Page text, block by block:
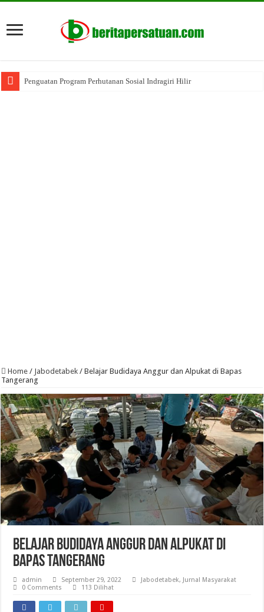
Penguatan Program Perhutanan Sosial Indragiri Hilir
Home / Jabodetabek / Belajar Budidaya Anggur dan Alpukat di Bapas
Tangerang
Belajar Budidaya Anggur dan Alpukat di
Bapas Tangerang
admin September 29, 2022 Jabodetabek, Jurnal Masyarakat
0 Comments
113 Dilihat